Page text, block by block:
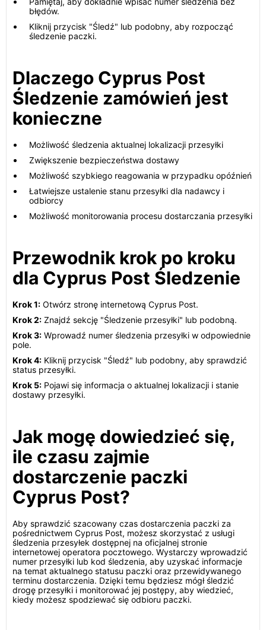
błędów.
Kliknij przycisk "Śledź" lub podobny, aby rozpocząć
śledzenie paczki.
Dlaczego Cyprus Post
Śledzenie zamówień jest
konieczne
Możliwość śledzenia aktualnej lokalizacji przesyłki
Zwiększenie bezpieczeństwa dostawy
Możliwość szybkiego reagowania w przypadku opóźnień
Łatwiejsze ustalenie stanu przesyłki dla nadawcy i
odbiorcy
Możliwość monitorowania procesu dostarczania przesyłki
Przewodnik krok po kroku
dla Cyprus Post Śledzenie
Krok 1: Otwórz stronę internetową Cyprus Post.
Krok 2: Znajdź sekcję "Śledzenie przesyłki" lub podobną.
Krok 3: Wprowadź numer śledzenia przesyłki w odpowiednie
pole.
Krok 4: Kliknij przycisk "Śledź" lub podobny, aby sprawdzić
status przesyłki.
Krok 5: Pojawi się informacja o aktualnej lokalizacji i stanie
dostawy przesyłki.
Jak mogę dowiedzieć się,
ile czasu zajmie
dostarczenie paczki
Cyprus Post?
Aby sprawdzić szacowany czas dostarczenia paczki za
pośrednictwem Cyprus Post, możesz skorzystać z usługi
śledzenia przesyłek dostępnej na oficjalnej stronie
internetowej operatora pocztowego. Wystarczy wprowadzić
numer przesyłki lub kod śledzenia, aby uzyskać informacje
na temat aktualnego statusu paczki oraz przewidywanego
terminu dostarczenia. Dzięki temu będziesz mógł śledzić
drogę przesyłki i monitorować jej postępy, aby wiedzieć,
kiedy możesz spodziewać się odbioru paczki.